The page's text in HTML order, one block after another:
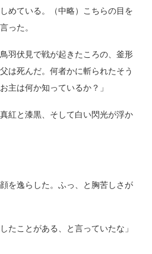
めている。（中略）こちらの目を
った。
羽伏見で戦が起きたころの、釜形
は死んだ。何者かに斬られたそう
主は何か知っているか？」
紅と漆黒、そして白い閃光が浮か
を逸らした。ふっ、と胸苦しさが
たことがある、と言っていたな」